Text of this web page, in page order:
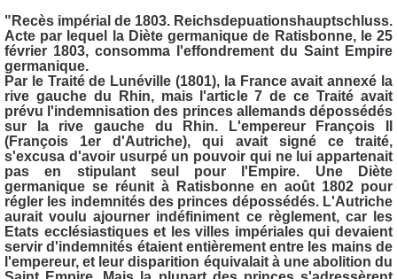
"Recès impérial de 1803. Reichsdepuationshauptschluss.
Acte par lequel la Diète germanique de Ratisbonne, le 25
février 1803, consomma l'effondrement du Saint Empire
germanique.
Par le Traité de Lunéville (1801), la France avait annexé la
rive gauche du Rhin, mais l'article 7 de ce Traité avait
prévu l'indemnisation des princes allemands dépossédés
sur la rive gauche du Rhin. L'empereur François II
(François 1er d'Autriche), qui avait signé ce traité,
s'excusa d'avoir usurpé un pouvoir qui ne lui appartenait
pas en stipulant seul pour l'Empire. Une Diète
germanique se réunit à Ratisbonne en août 1802 pour
régler les indemnités des princes dépossédés. L'Autriche
aurait voulu ajourner indéfiniment ce règlement, car les
Etats ecclésiastiques et les villes impériales qui devaient
servir d'indemnités étaient entièrement entre les mains de
l'empereur, et leur disparition équivalait à une abolition du